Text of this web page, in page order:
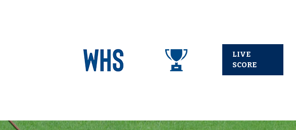
LIVE
SCORE